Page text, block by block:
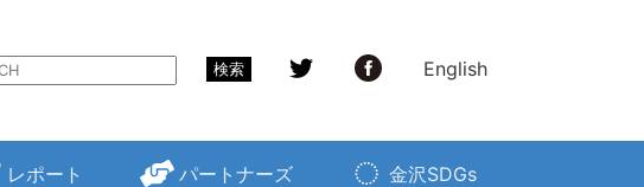
検索 English
レポート パートナーズ 金沢SDGs